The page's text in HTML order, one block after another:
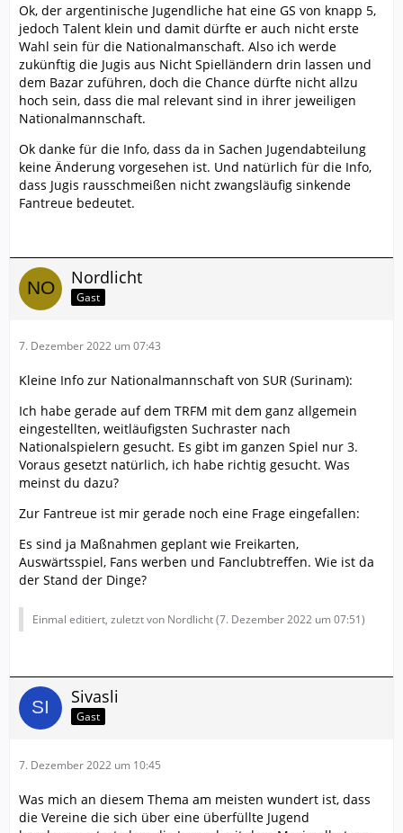
Ok, der argentinische Jugendliche hat eine GS von knapp 5,
jedoch Talent klein und damit dürfte er auch nicht erste
Wahl sein für die Nationalmanschaft. Also ich werde
zukünftig die Jugis aus Nicht Spielländern drin lassen und
dem Bazar zuführen, doch die Chance dürfte nicht allzu
hoch sein, dass die mal relevant sind in ihrer jeweiligen
Nationalmannschaft.
Ok danke für die Info, dass da in Sachen Jugendabteilung
keine Änderung vorgesehen ist. Und natürlich für die Info,
dass Jugis rausschmeißen nicht zwangsläufig sinkende
Fantreue bedeutet.
Nordlicht
Gast
7. Dezember 2022 um 07:43
Kleine Info zur Nationalmannschaft von SUR (Surinam):
Ich habe gerade auf dem TRFM mit dem ganz allgemein
eingestellten, weitläufigsten Suchraster nach
Nationalspielern gesucht. Es gibt im ganzen Spiel nur 3.
Voraus gesetzt natürlich, ich habe richtig gesucht. Was
meinst du dazu?
Zur Fantreue ist mir gerade noch eine Frage eingefallen:
Es sind ja Maßnahmen geplant wie Freikarten,
Auswärtsspiel, Fans werben und Fanclubtreffen. Wie ist da
der Stand der Dinge?
Einmal editiert, zuletzt von Nordlicht (7. Dezember 2022 um 07:51)
Sivasli
Gast
7. Dezember 2022 um 10:45
Was mich an diesem Thema am meisten wundert ist, dass
die Vereine die sich über eine überfüllte Jugend